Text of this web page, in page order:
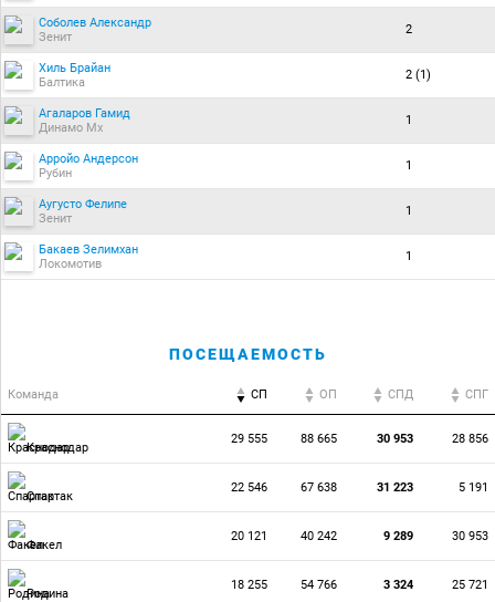
Соболев Александр
Зенит
2
Хиль Брайан
Балтика
2 (1)
Агаларов Гамид
Динамо Мх
1
Арройо Андерсон
Рубин
1
Аугусто Фелипе
Зенит
1
Бакаев Зелимхан
Локомотив
1
ПОСЕЩАЕМОСТЬ
Команда СП ОП CПД CПГ
Краснодар
29 555 88 665 30 953 28 856
Спартак
22 546 67 638 31 223 5 191
Факел
20 121 40 242 9 289 30 953
Родина
18 255 54 766 3 324 25 721